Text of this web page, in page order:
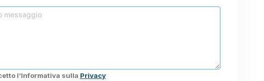
l’Informativa sulla Privacy